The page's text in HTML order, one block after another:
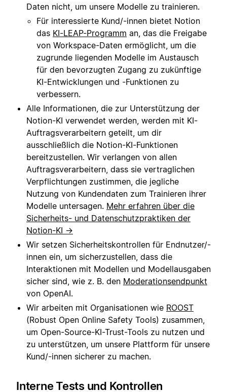
Daten nicht, um unsere Modelle zu trainieren.
Für interessierte Kund/-innen bietet Notion
das KI-LEAP-Programm an, das die Freigabe
von Workspace-Daten ermöglicht, um die
zugrunde liegenden Modelle im Austausch
für den bevorzugten Zugang zu zukünftige
KI-Entwicklungen und -Funktionen zu
verbessern.
Alle Informationen, die zur Unterstützung der
Notion-KI verwendet werden, werden mit KI-
Auftragsverarbeitern geteilt, um dir
ausschließlich die Notion-KI-Funktionen
bereitzustellen. Wir verlangen von allen
Auftragsverarbeitern, dass sie vertraglichen
Verpflichtungen zustimmen, die jegliche
Nutzung von Kundendaten zum Trainieren ihrer
Modelle untersagen. Mehr erfahren über die
Sicherheits- und Datenschutzpraktiken der
Notion-KI →
Wir setzen Sicherheitskontrollen für Endnutzer/-
innen ein, um sicherzustellen, dass die
Interaktionen mit Modellen und Modellausgaben
sicher sind, wie z. B. den Moderationsendpunkt
von OpenAI.
Wir arbeiten mit Organisationen wie ROOST
(Robust Open Online Safety Tools) zusammen,
um Open-Source-KI-Trust-Tools zu nutzen und
zu unterstützen, um unsere Plattform für unsere
Kund/-innen sicherer zu machen.
Interne Tests und Kontrollen